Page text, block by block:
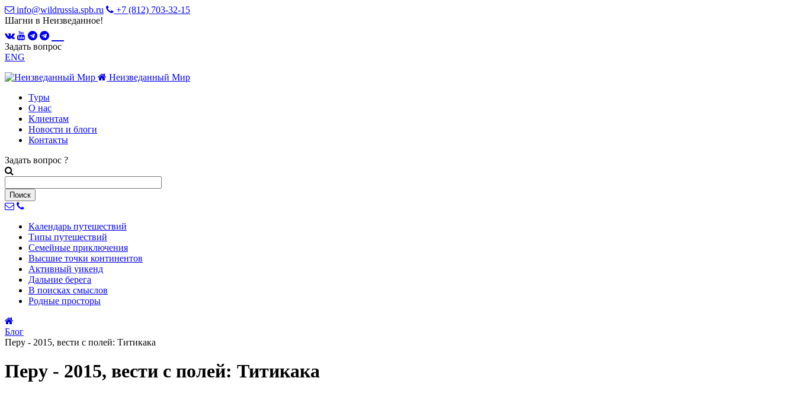
info@wildrussia.spb.ru
+7 (812) 703-32-15
Шагни в Неизведанное!
Задать вопрос
ENG
Неизведанный Мир
Туры
О нас
Клиентам
Новости и блоги
Контакты
Задать вопрос ?
Календарь путешествий
Типы путешествий
Семейные приключения
Высшие точки континентов
Активный уикенд
Дальние берега
В поисках смыслов
Родные просторы
Блог
Перу - 2015, вести с полей: Титикака
Перу - 2015, вести с полей: Титикака